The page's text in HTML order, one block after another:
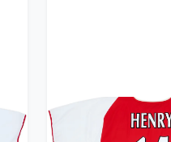
2002-04 Arsenal
Henry #14 - 8/